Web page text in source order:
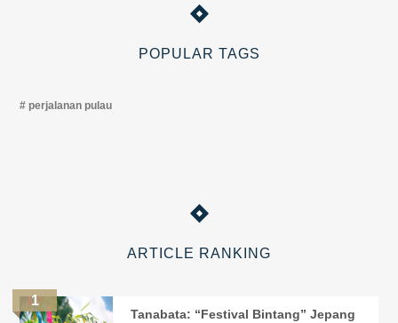
POPULAR TAGS
perjalanan pulau
ARTICLE RANKING
Tanabata: “Festival Bintang” Jepang